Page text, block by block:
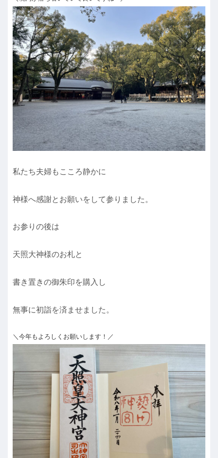
私たち夫婦もこころ静かに
神様へ感謝とお願いをして参りました。
お参りの後は
天照大神様のお札と
書き置きの御朱印を購入し
無事に初詣を済ませました。
＼今年もよろしくお願いします！／